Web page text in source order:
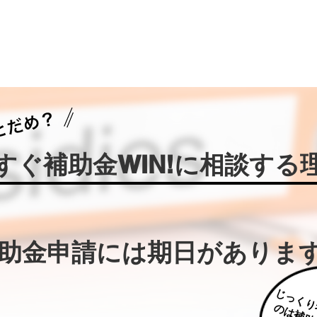
ぐ補助金WIN!に相談する
金申請には期日がありま